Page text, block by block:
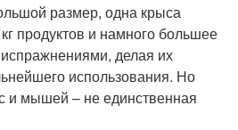
размер, одна крыса
продуктов и намного большее
испражнениями, делая их
использования. Но
и мышей – не единственная